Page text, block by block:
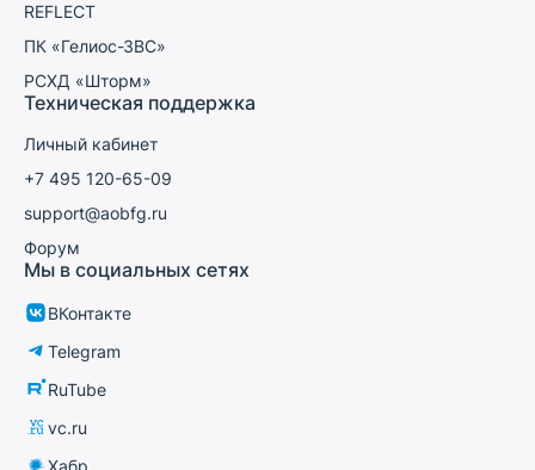
REFLECT
ПК «Гелиос-ЗВС»
РСХД «Шторм»
Техническая поддержка
Личный кабинет
+7 495 120-65-09
support@aobfg.ru
Форум
Мы в социальных сетях
ВКонтакте
Telegram
RuTube
vc.ru
Хабр